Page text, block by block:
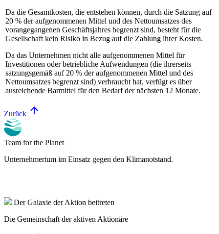
Da die Gesamtkosten, die entstehen können, durch die Satzung auf
20 % der aufgenommenen Mittel und des Nettoumsatzes des
vorangegangenen Geschäftsjahres begrenzt sind, besteht für die
Gesellschaft kein Risiko in Bezug auf die Zahlung ihrer Kosten.
Da das Unternehmen nicht alle aufgenommenen Mittel für
Investitionen oder betriebliche Aufwendungen (die ihrerseits
satzungsgemäß auf 20 % der aufgenommenen Mittel und des
Nettoumsatzes begrenzt sind) verbraucht hat, verfügt es über
ausreichende Barmittel für den Bedarf der nächsten 12 Monate.
Zurück arrow_upward
Team for the Planet
Unternehmertum im Einsatz gegen den Klimanotstand.
Der Galaxie der Aktion beitreten
Die Gemeinschaft der aktiven Aktionäre